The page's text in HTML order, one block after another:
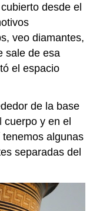
desde el
veo diamantes,
sale de esa
el espacio
de la base
y en el
algunas
separadas del